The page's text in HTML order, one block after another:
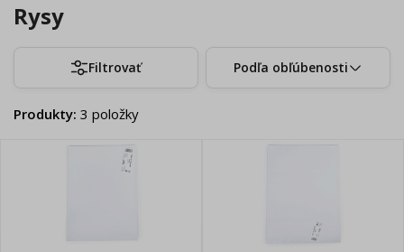
Rysy
Filtrovať Podľa obľúbenosti
Produkty: 3 položky